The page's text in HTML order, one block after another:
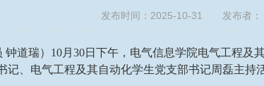
发布时间：2025-10-31 发布者：
钟道瑞）10月30日下午，电气信息学院电气工程及
记、电气工程及其自动化学生党支部书记周磊主持